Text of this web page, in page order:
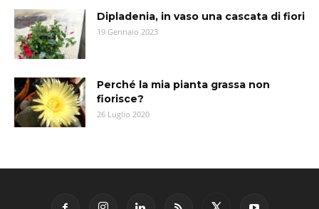
Dipladenia, in vaso una cascata di fiori
19 Gennaio 2023
Perché la mia pianta grassa non
fiorisce?
26 Luglio 2020